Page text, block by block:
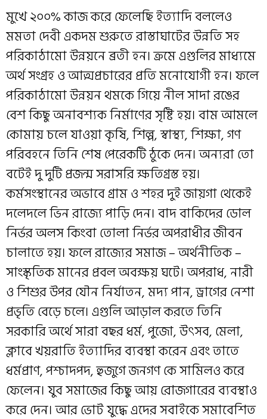
মুখে ২০০% কাজ করে ফেলেছি ইত্যাদি বললেও
মমতা দেবী একদম শুরুতে রাস্তাঘাটের উন্নতি সহ
পরিকাঠামো উন্নয়নে ব্রতী হন। ক্রমে এগুলির মাধ্যমে
অর্থ সংগ্রহ ও আত্মপ্রচারের প্রতি মনোযোগী হন। ফলে
পরিকাঠামো উন্নয়ন থমকে গিয়ে নীল সাদা রঙের
বেশ কিছু অনাবশ্যক নির্মাণের সৃষ্টি হয়। বাম আমলে
কোমায় চলে যাওয়া কৃষি, শিল্প, স্বাস্থ্য, শিক্ষা, গণ
পরিবহনে তিনি শেষ পেরেকটি ঠুকে দেন। অন্যরা তো
বটেই দু দুটি প্রজন্ম সরাসরি ক্ষতিগ্রস্ত হয়।
কর্মসংস্থানের অভাবে গ্রাম ও শহর দুই জায়গা থেকেই
দলেদলে ভিন রাজ্যে পাড়ি দেন। বাদ বাকিদের ডোল
নির্ভর অলস কিংবা তোলা নির্ভর অপরাধীর জীবন
চালাতে হয়। ফলে রাজ্যের সমাজ – অর্থনীতিক –
সাংস্কৃতিক মানের প্রবল অবক্ষয় ঘটে। অপরাধ, নারী
ও শিশুর উপর যৌন নির্যাতন, মদ্য পান, ড্রাগের নেশা
প্রভৃতি বেড়ে চলে। এগুলি আড়াল করতে তিনি
সরকারি অর্থে সারা বছর ধর্ম, পুজো, উৎসব, মেলা,
ক্লাবে খয়রাতি ইত্যাদির ব্যবস্থা করেন এবং তাতে
ধর্মপ্রাণ, পশ্চাদপদ, হুজুগে জনগণ কে সামিলও করে
ফেলেন। যুব সমাজের কিছু আয় রোজগারের ব্যবস্থাও
করে দেন। আর ভোট যুদ্ধে এদের সবাইকে সমাবেশিত